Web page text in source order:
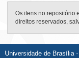
Os itens no repositório
direitos reservados,
Universidade de Brasília